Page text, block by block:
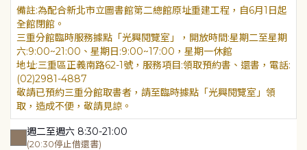
為配合新北市立圖書館第二總館原址重建工程，自6月1日起
全館閉館。
三重分館臨時服務據點「光興閱覽室」，開放時間:星期二至星期
六:9:00~21:00、星期日:9:00~17:00，星期一休館
地址:三重區正義南路62-1號，服務項目:領取預約書、還書，電話:
(02)2981-4887
敬請已預約三重分館取書者，請至臨時據點「光興閱覽室」領
取，造成不便，敬請見諒。
週二至週六 8:30-21:00
(20:30停止借還書)